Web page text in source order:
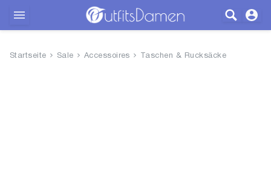
Startseite Sale Accessoires Taschen & Rucksäcke